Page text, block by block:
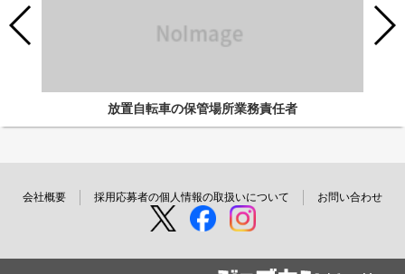
放置自転車の保管場所業務責任者
会社概要 採用応募者の個人情報の取扱いについて お問い合わせ